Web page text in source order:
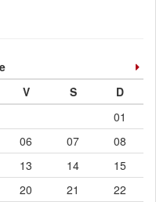
V S
D
01
06 07
08
13 14
15
20 21
22